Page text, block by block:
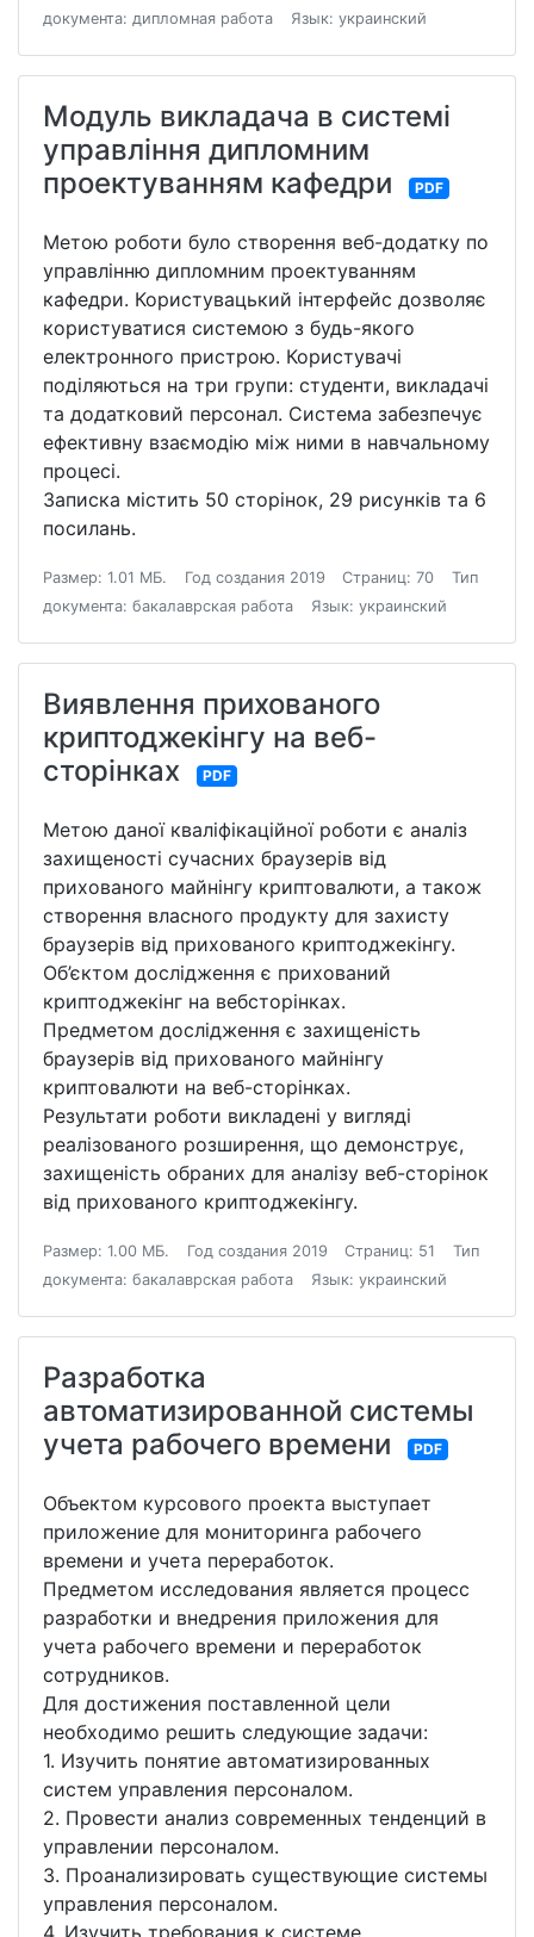
документа: дипломная работа
Язык: украинский
Модуль викладача в системі
управління дипломним
проектуванням кафедри
PDF
Метою роботи було створення веб-додатку по
управлінню дипломним проектуванням
кафедри. Користувацький інтерфейс дозволяє
користуватися системою з будь-якого
електронного пристрою. Користувачі
поділяються на три групи: студенти, викладачі
та додатковий персонал. Система забезпечує
ефективну взаємодію між ними в навчальному
процесі.
Записка містить 50 сторінок, 29 рисунків та 6
посилань.
Размер: 1.01 МБ. Год создания 2019 Страниц: 70
Тип
документа: бакалаврская работа
Язык: украинский
Виявлення прихованого
криптоджекінгу на веб-
сторінках
PDF
Метою даної кваліфікаційної роботи є аналіз
захищеності сучасних браузерів від
прихованого майнінгу криптовалюти, а також
створення власного продукту для захисту
браузерів від прихованого криптоджекінгу.
Об’єктом дослідження є прихований
криптоджекінг на вебсторінках.
Предметом дослідження є захищеність
браузерів від прихованого майнінгу
криптовалюти на веб-сторінках.
Результати роботи викладені у вигляді
реалізованого розширення, що демонструє,
захищеність обраних для аналізу веб-сторінок
від прихованого криптоджекінгу.
Размер: 1.00 МБ. Год создания 2019 Страниц: 51
Тип
документа: бакалаврская работа
Язык: украинский
Разработка
автоматизированной системы
учета рабочего времени
PDF
Объектом курсового проекта выступает
приложение для мониторинга рабочего
времени и учета переработок.
Предметом исследования является процесс
разработки и внедрения приложения для
учета рабочего времени и переработок
сотрудников.
Для достижения поставленной цели
необходимо решить следующие задачи:
1. Изучить понятие автоматизированных
систем управления персоналом.
2. Провести анализ современных тенденций в
управлении персоналом.
3. Проанализировать существующие системы
управления персоналом.
4. Изучить требования к системе.